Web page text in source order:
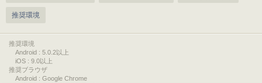
推奨環境
推奨環境
Android : 5.0.2以上
iOS : 9.0以上
推奨ブラウザ
Android : Google Chrome